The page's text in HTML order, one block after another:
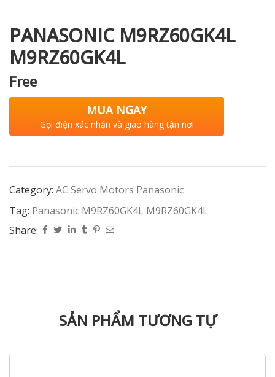
PANASONIC M9RZ60GK4L
M9RZ60GK4L
Free
MUA NGAY
Gọi điện xác nhận và giao hàng tận nơi
Category: AC Servo Motors Panasonic
Tag: Panasonic M9RZ60GK4L M9RZ60GK4L
Share:
SẢN PHẨM TƯƠNG TỰ